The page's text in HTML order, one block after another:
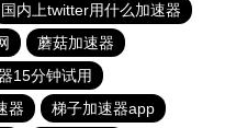
国内上twitter用什么加速器
蘑菇加速器
15分钟试用
器 梯子加速器app